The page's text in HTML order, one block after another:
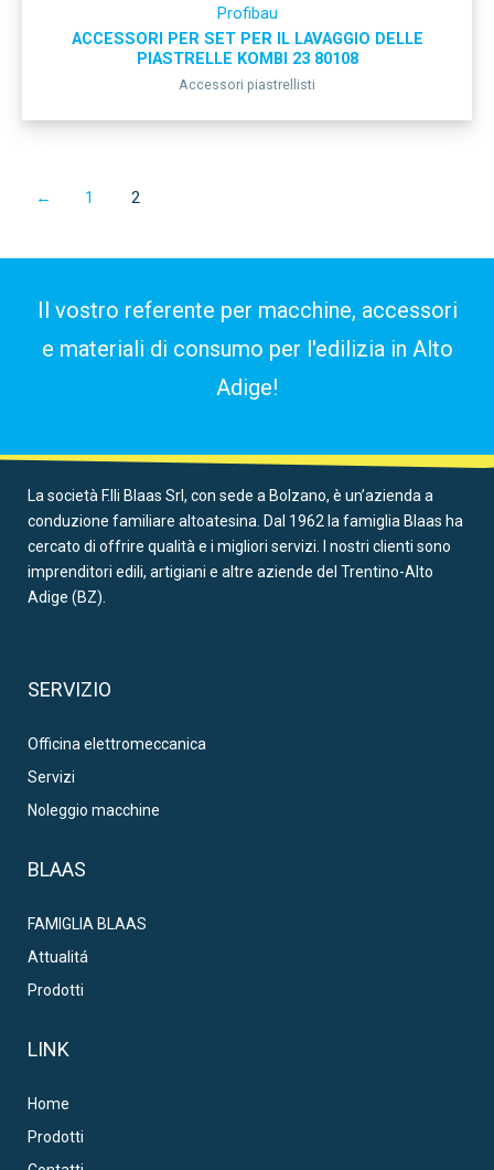
Profibau
ACCESSORI PER SET PER IL LAVAGGIO DELLE
PIASTRELLE KOMBI 23 80108
Accessori piastrellisti
← 1 2
Il vostro referente per macchine, accessori
e materiali di consumo per l'edilizia in Alto
Adige!
La società F.lli Blaas Srl, con sede a Bolzano, è un’azienda a
conduzione familiare altoatesina. Dal 1962 la famiglia Blaas ha
cercato di offrire qualità e i migliori servizi. I nostri clienti sono
imprenditori edili, artigiani e altre aziende del Trentino-Alto
Adige (BZ).
SERVIZIO
Officina elettromeccanica
Servizi
Noleggio macchine
BLAAS
FAMIGLIA BLAAS
Attualitá
Prodotti
LINK
Home
Prodotti